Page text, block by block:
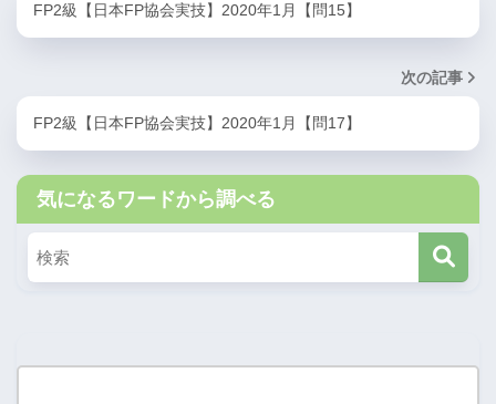
FP2級【日本FP協会実技】2020年1月【問15】
次の記事
FP2級【日本FP協会実技】2020年1月【問17】
気になるワードから調べる